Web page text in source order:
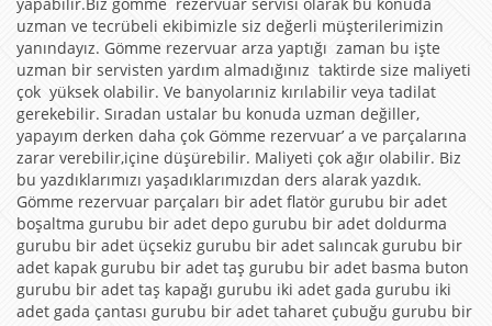
uzman ve tecrübeli ekibimizle siz değerli müşterilerimizin
yanındayız. Gömme rezervuar arza yaptığı zaman bu işte
uzman bir servisten yardım almadığınız taktirde size maliyeti
çok yüksek olabilir. Ve banyolarıniz kırılabilir veya tadilat
gerekebilir. Sıradan ustalar bu konuda uzman değiller,
yapayım derken daha çok Gömme rezervuar’ a ve parçalarına
zarar verebilir,içine düşürebilir. Maliyeti çok ağır olabilir. Biz
bu yazdıklarımızı yaşadıklarımızdan ders alarak yazdık.
Gömme rezervuar parçaları bir adet flatör gurubu bir adet
boşaltma gurubu bir adet depo gurubu bir adet doldurma
gurubu bir adet üçsekiz gurubu bir adet salıncak gurubu bir
adet kapak gurubu bir adet taş gurubu bir adet basma buton
gurubu bir adet taş kapağı gurubu iki adet gada gurubu iki
adet gada çantası gurubu bir adet taharet çubuğu gurubu bir